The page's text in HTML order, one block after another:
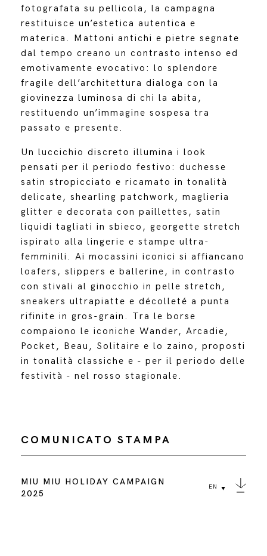
fotografata su pellicola, la campagna
restituisce un’estetica autentica e
materica. Mattoni antichi e pietre segnate
dal tempo creano un contrasto intenso ed
emotivamente evocativo: lo splendore
fragile dell’architettura dialoga con la
giovinezza luminosa di chi la abita,
restituendo un’immagine sospesa tra
passato e presente.
Un luccichio discreto illumina i look
pensati per il periodo festivo: duchesse
satin stropicciato e ricamato in tonalità
delicate, shearling patchwork, maglieria
glitter e decorata con paillettes, satin
liquidi tagliati in sbieco, georgette stretch
ispirato alla lingerie e stampe ultra-
femminili. Ai mocassini iconici si affiancano
loafers, slippers e ballerine, in contrasto
con stivali al ginocchio in pelle stretch,
sneakers ultrapiatte e décolleté a punta
rifinite in gros-grain. Tra le borse
compaiono le iconiche Wander, Arcadie,
Pocket, Beau, Solitaire e lo zaino, proposti
in tonalità classiche e - per il periodo delle
festività - nel rosso stagionale.
COMUNICATO STAMPA
MIU MIU HOLIDAY CAMPAIGN
2025
EN